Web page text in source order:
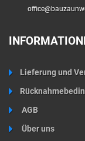
Lieferung und
AGB
Über uns